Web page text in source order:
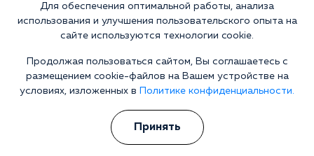
Нарколог на дом
Капельница от запоя на дому
Капельница от запоя в стационаре
Капельница от похмелья
Экстренное вытрезвление
Для обеспечения оптимальной работы, анализа
использования и улучшения пользовательского опыта на
сайте используются технологии cookie.
Продолжая пользоваться сайтом, Вы соглашаетесь с
размещением cookie-файлов на Вашем устройстве на
условиях, изложенных в
Политике конфиденциальности.
Принять